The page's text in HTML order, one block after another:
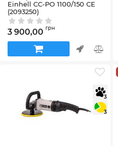
Einhell CC-PO 1100/150 CE
(2093250)
Артикул:2093250
3 900,00 грн
3
3